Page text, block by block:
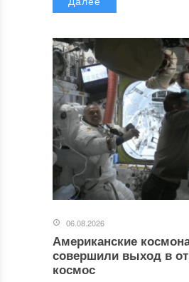
06.08.2026
Американские
совершили выход в
космос